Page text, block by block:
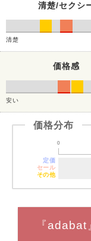
清楚/セクシ
清楚
価格感
安い
価格分布
0
定価
セール
その他
『